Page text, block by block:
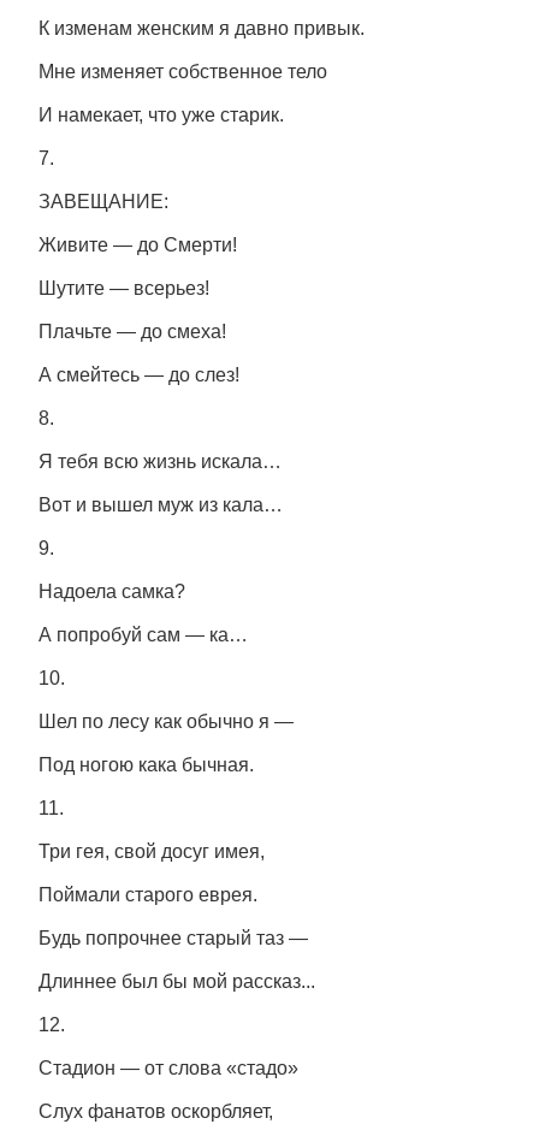
К изменам женским я давно привык.
Мне изменяет собственное тело
И намекает, что уже старик.
7.
ЗАВЕЩАНИЕ:
Живите — до Смерти!
Шутите — всерьез!
Плачьте — до смеха!
А смейтесь — до слез!
8.
Я тебя всю жизнь искала…
Вот и вышел муж из кала…
9.
Надоела самка?
А попробуй сам — ка…
10.
Шел по лесу как обычно я —
Под ногою кака бычная.
11.
Три гея, свой досуг имея,
Поймали старого еврея.
Будь попрочнее старый таз —
Длиннее был бы мой рассказ...
12.
Стадион — от слова «стадо»
Слух фанатов оскорбляет,